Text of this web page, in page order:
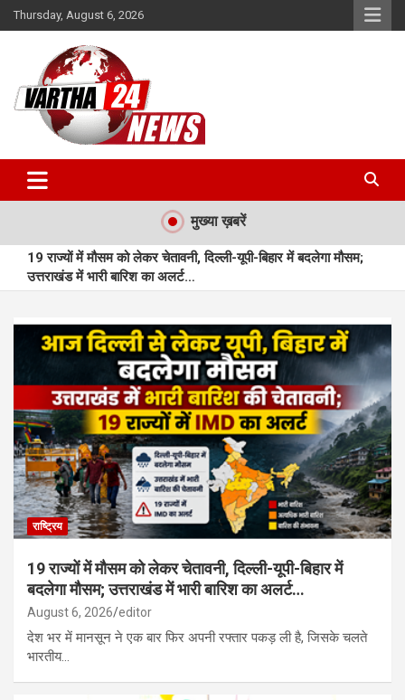
Skip
to
Thursday, August 6, 2026
Vartha 24
मुख्या ख़बरें
19 राज्यों में मौसम को लेकर चेतावनी, दिल्ली-यूपी-बिहार में बदलेगा मौसम;
उत्तराखंड में भारी बारिश का अलर्ट…
शुभारंभ…
मुंगेली : प्राकृतिक बीजों से सजी राखियां बनीं आत्मनिर्भरता की नई पहचान…
मुंगेली : बछेरा में आधुनिक आंगनबाड़ी भवन बना आकर्षण का केंद्र…
रूस के साथ उत्तर कोरिया की सैन्य साझेदारी गहरी, मिसाइल यूनिट तैनात; यूक्रेन
पर हमले की तैयारी…
राष्ट्रिय
19 राज्यों में मौसम को लेकर चेतावनी, दिल्ली-यूपी-बिहार में
बदलेगा मौसम; उत्तराखंड में भारी बारिश का अलर्ट…
August 6, 2026 editor
देश भर में मानसून ने एक बार फिर अपनी रफ्तार पकड़ ली है, जिसके चलते
भारतीय…